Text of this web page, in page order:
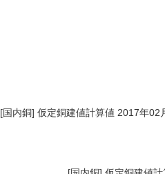
[国内銅] 仮定銅建値計算値 2017年02